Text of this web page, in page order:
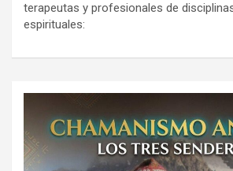
terapeutas y profesionales de
espirituales: